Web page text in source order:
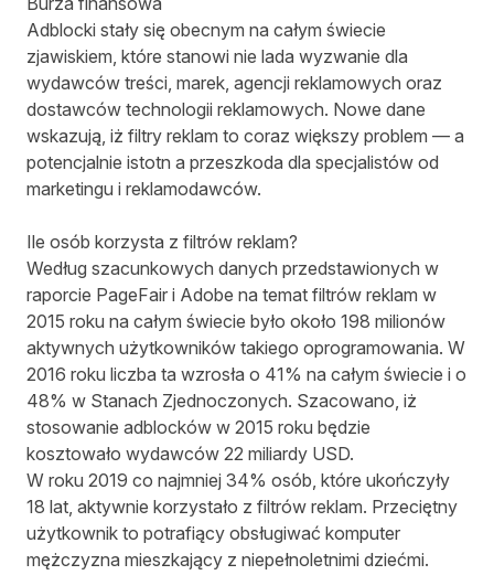
Adblocki stały się obecnym na całym świecie
zjawiskiem, które stanowi nie lada wyzwanie dla
wydawców treści, marek, agencji reklamowych oraz
dostawców technologii reklamowych. Nowe dane
wskazują, iż filtry reklam to coraz większy problem — a
potencjalnie istotn a przeszkoda dla specjalistów od
marketingu i reklamodawców.
Ile osób korzysta z filtrów reklam?
Według szacunkowych danych przedstawionych w
raporcie PageFair i Adobe na temat filtrów reklam w
2015 roku na całym świecie było około 198 milionów
aktywnych użytkowników takiego oprogramowania. W
2016 roku liczba ta wzrosła o 41% na całym świecie i o
48% w Stanach Zjednoczonych. Szacowano, iż
stosowanie adblocków w 2015 roku będzie
kosztowało wydawców 22 miliardy USD.
W roku 2019 co najmniej 34% osób, które ukończyły
18 lat, aktywnie korzystało z filtrów reklam. Przeciętny
użytkownik to potrafiący obsługiwać komputer
mężczyzna mieszkający z niepełnoletnimi dziećmi.